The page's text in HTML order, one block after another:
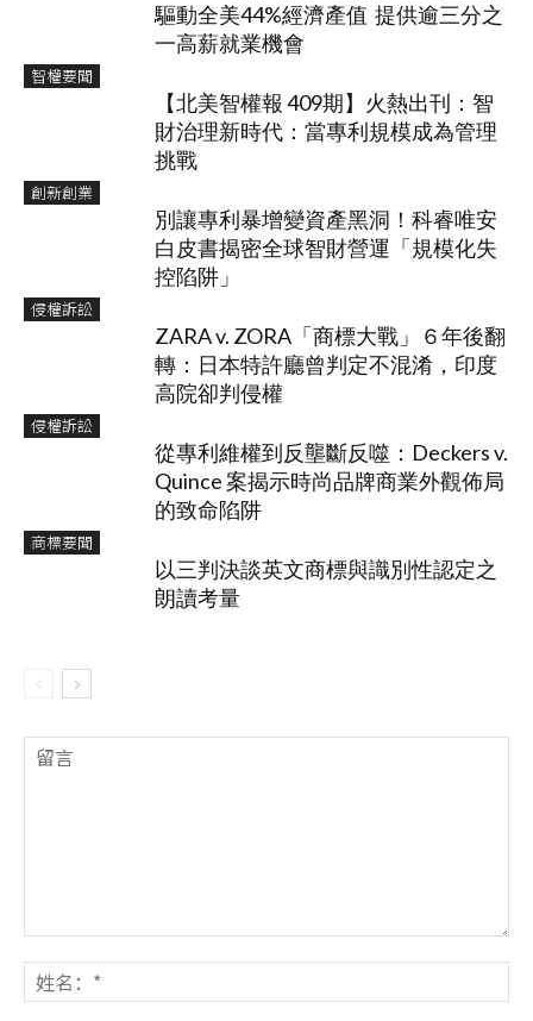
驅動全美44%經濟產值 提供逾三分之
一高薪就業機會
智權要聞
【北美智權報 409期】火熱出刊：智
財治理新時代：當專利規模成為管理
挑戰
創新創業
別讓專利暴增變資產黑洞！科睿唯安
白皮書揭密全球智財營運「規模化失
控陷阱」
侵權訴訟
ZARA v. ZORA「商標大戰」６年後翻
轉：日本特許廳曾判定不混淆，印度
高院卻判侵權
侵權訴訟
從專利維權到反壟斷反噬：Deckers v.
Quince 案揭示時尚品牌商業外觀佈局
的致命陷阱
商標要聞
以三判決談英文商標與識別性認定之
朗讀考量